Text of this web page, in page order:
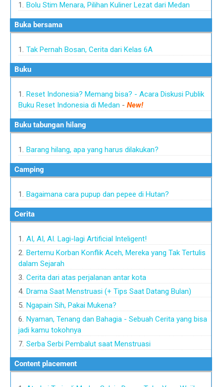
Bolu Stim Menara, Pilihan Kuliner Lezat dari Medan
buka bersama
Tak Pernah Bosan, Cerita dari Kelas 6A
buku
Reset Indonesia? Memang bisa? - Acara Diskusi Publik
Buku Reset Indonesia di Medan -New!
buku tabungan hilang
Barang hilang, apa yang harus dilakukan?
camping
Bagaimana cara pupup dan pepee di Hutan?
cerita
AI, AI, AI. Lagi-lagi Artificial Inteligent!
Bertemu Korban Konflik Aceh, Mereka yang Tak Tertulis
dalam Sejarah
Cerita dari atas perjalanan antar kota
Drama Saat Menstruasi (+ Tips Saat Datang Bulan)
Ngapain Sih, Pakai Mukena?
Nyaman, Tenang dan Bahagia - Sebuah Cerita yang bisa
jadi kamu tokohnya
Serba Serbi Pembalut saat Menstruasi
content placement